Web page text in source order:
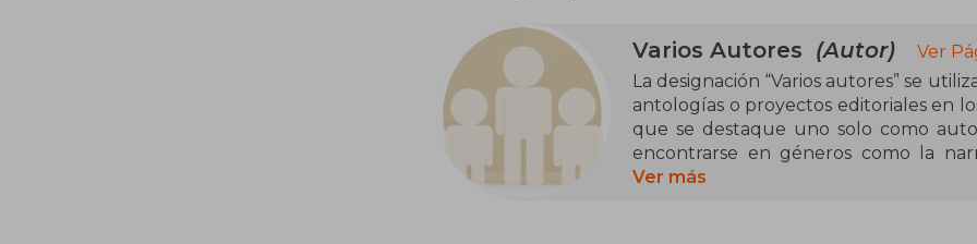
Varios Autores (Autor)
Ver
La designación “Varios autores” se
antologías o proyectos editoriales en
que se destaque uno solo como
encontrarse en géneros como la
investigación académica y,
Ver más